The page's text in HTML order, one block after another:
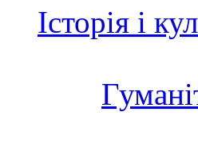
Історія і